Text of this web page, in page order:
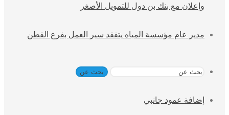
وإعلان مع بنك بن دول للتمويل الأصغر
مدير عام مؤسسة المياه يتفقد سير العمل بفرع القطن
بحث عن
إضافة عمود جانبي